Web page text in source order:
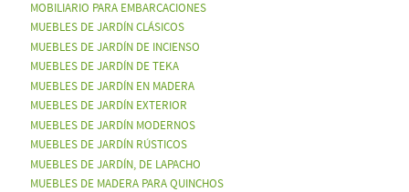
MOBILIARIO PARA EMBARCACIONES
MUEBLES DE JARDÍN CLÁSICOS
MUEBLES DE JARDÍN DE INCIENSO
MUEBLES DE JARDÍN DE TEKA
MUEBLES DE JARDÍN EN MADERA
MUEBLES DE JARDÍN EXTERIOR
MUEBLES DE JARDÍN MODERNOS
MUEBLES DE JARDÍN RÚSTICOS
MUEBLES DE JARDÍN, DE LAPACHO
MUEBLES DE MADERA PARA QUINCHOS